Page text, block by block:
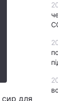
сир для